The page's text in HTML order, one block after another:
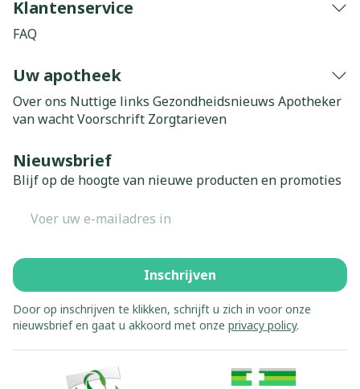
Klantenservice
FAQ
Uw apotheek
Over ons Nuttige links Gezondheidsnieuws Apotheker
van wachtVoorschrift Zorgtarieven
Nieuwsbrief
Blijf op de hoogte van nieuwe producten en promoties
Inschrijven
Door op inschrijven te klikken, schrijft u zich in voor onze
nieuwsbrief en gaat u akkoord met onze privacy policy.